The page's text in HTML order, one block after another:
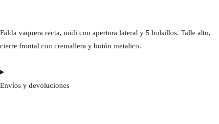
Falda vaquera recta, midi con apertura lateral y 5 bolsillos. Talle alto,
cierre frontal con cremallera y botón metalico.
Envíos y devoluciones